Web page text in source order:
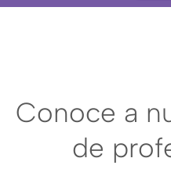
Conoce a
de